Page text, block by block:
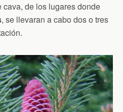
de los lugares donde
, se llevaran a cabo dos o tres